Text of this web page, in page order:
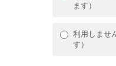
ます）
利用しませ
す）